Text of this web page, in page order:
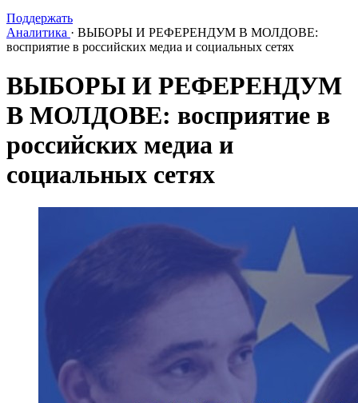
Поддержать
Аналитика · ВЫБОРЫ И РЕФЕРЕНДУМ В МОЛДОВЕ:
восприятие в российских медиа и социальных сетях
ВЫБОРЫ И РЕФЕРЕНДУМ
В МОЛДОВЕ: восприятие в
российских медиа и
социальных сетях